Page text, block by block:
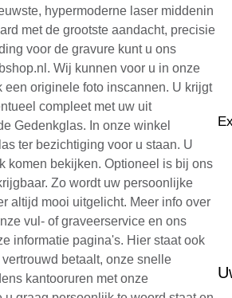
hypermoderne laser middenin
met de grootste aandacht, precisie
voor de gravure kunt u ons
Wij kunnen voor u in onze
originele foto inscannen. U krijgt
compleet met uw uit
Gedenkglas. In onze winkel
ter bezichtiging voor u staan. U
komen bekijken. Optioneel is bij ons
Zo wordt uw persoonlijke
altijd mooi uitgelicht. Meer info over
vul- of graveerservice en ons
informatie pagina's. Hier staat ook
betaalt, onze snelle
kantooruren met onze